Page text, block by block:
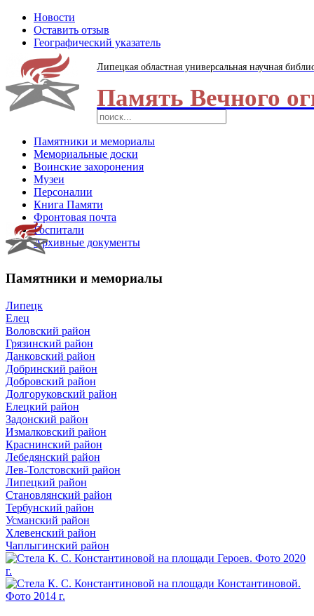
Новости
Оставить отзыв
Географический указатель
Липецкая областная универсальная научная
Память Вечного
Памятники и мемориалы
Мемориальные доски
Воинские захоронения
Музеи
Персоналии
Книга Памяти
Фронтовая почта
Госпитали
Архивные документы
Памятники и мемориалы
Липецк
Елец
Воловский район
Грязинский район
Данковский район
Добринский район
Добровский район
Долгоруковский район
Елецкий район
Задонский район
Измалковский район
Краснинский район
Лебедянский район
Лев-Толстовский район
Липецкий район
Становлянский район
Тербунский район
Усманский район
Хлевенский район
Чаплыгинский район